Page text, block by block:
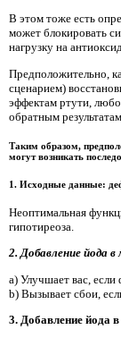
В этом тоже есть
может блокировать
нагрузку на
Предположительно,
сценарием)
эффектам ртути,
обратным
Таким образом,
могут возникать
1. Исходные данные:
Неоптимальная
гипотиреоза.
2. Добавление йода в
a) Улучшает вас,
b) Вызывает сбои,
3. Добавление йода